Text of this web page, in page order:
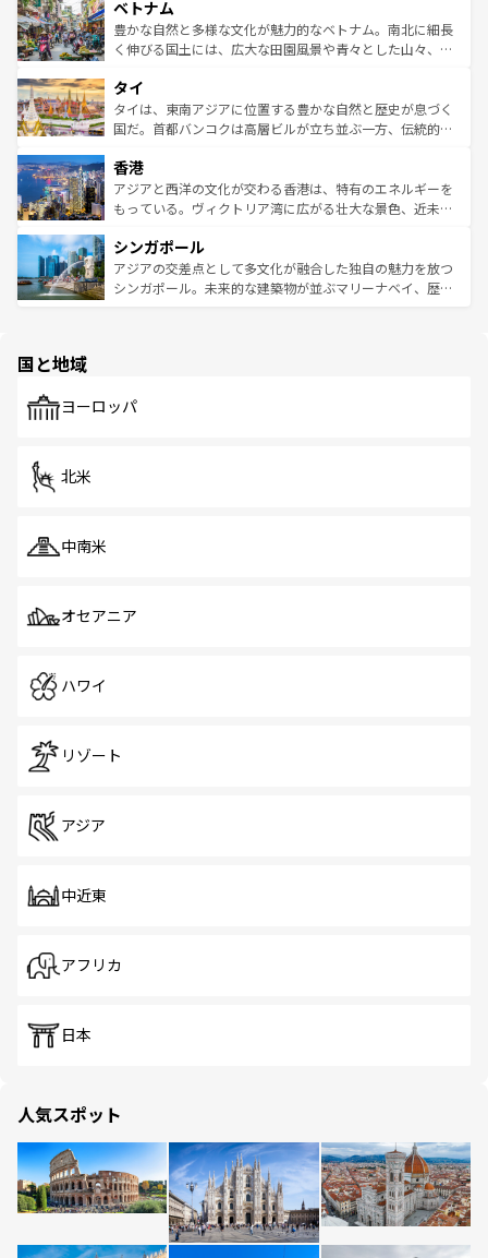
参照してほしい。
容にもいいと評判のスイーツなど、バラエティ豊かな料理
が味わえる。 なお、新着の台湾情報は コンテンツ一覧を参
照してほしい。
き、地方に足を延ばせば四季折々の自然美を楽しむことが
できる。そして、キムチや焼肉、絶品のストリートフード
まで、さまざまな韓国料理が待っている。夜には、韓国な
リティに包まれながら、韓国の多彩な魅力を心ゆくまで味
わってみてほしい。 なお、新着の韓国情報はコンテンツ一
覧を参照してほしい。
ベトナム
豊かな自然と多様な文化が魅力的なベトナム。南北に細長
く伸びる国土には、広大な田園風景や青々とした山々、世
急速な発展と共に伝統が息づく。ハノイの古い町並みやホ
ーチミン市のフランス統治時代の建物も、独特の雰囲気を
醸し出している。また、バラエティの豊かさとおいしさで
とつ。フォーやバインミー、ベトナムコーヒーなどは、ぜ
ひ現地で味わいたい。どの地域を訪れてもあたたかい人々
が旅行者を迎えてくれるので、きっと忘れられない旅にな
参照してほしい。
タイ
タイは、東南アジアに位置する豊かな自然と歴史が息づく
国だ。首都バンコクは高層ビルが立ち並ぶ一方、伝統的な
の活気が交差している。北部ではチェンマイなどの山岳地
帯で自然と触れ合い、南部ではプーケットやクラビの美し
いビーチでリゾート気分を楽しむことができる。タイ料理
激する。気候は一年中温暖で、どの季節にも異なる楽しみ
が待っている。親しみやすいタイの人々、仏教を中心とし
た文化、そして多様な観光資源が、訪れる旅人を魅了し続
香港
アジアと西洋の文化が交わる香港は、特有のエネルギーを
もっている。ヴィクトリア湾に広がる壮大な景色、近未来
み、どこを訪れても感動するはず。観光スポットが密集し
ており、効率よく見どころを回れるのも魅力。息をのむよ
うな絶景から文化的な体験まで、香港を存分に楽しみ尽く
シンガポール
アジアの交差点として多文化が融合した独自の魅力を放つ
シンガポール。未来的な建築物が並ぶマリーナベイ、歴史
で、ホーカーズは地元の風情を楽しめる外せないスポット
国と地域
ヨーロッパ
北米
中南米
オセアニア
ハワイ
リゾート
アジア
中近東
アフリカ
日本
人気スポット